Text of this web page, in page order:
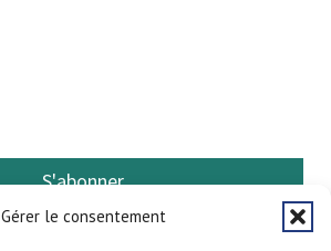
Gérer le consentement
S'abonner